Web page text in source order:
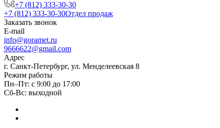
+7 (812) 333-30-30
+7 (812) 333-30-30Отдел продаж
Заказать звонок
E-mail
info@goramet.ru
9666622@gmail.com
Адрес
г. Санкт-Петербург, ул. Менделеевская 8
Режим работы
Пн–Пт: с 9:00 до 17:00
Сб-Вс: выходной